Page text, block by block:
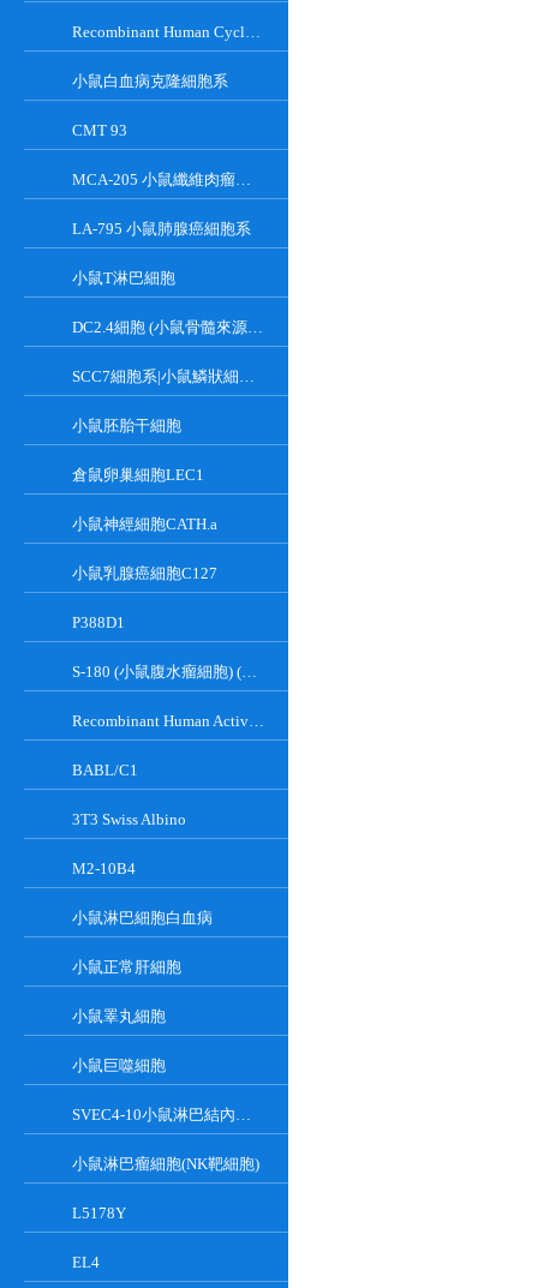
Recombinant Human Cyclin-Dependent Kinase Inhibitor 2A
小鼠白血病克隆細胞系
CMT 93
MCA-205 小鼠纖維肉瘤細胞系
LA-795 小鼠肺腺癌細胞系
小鼠T淋巴細胞
DC2.4細胞 (小鼠骨髓來源樹突狀細胞)
SCC7細胞系|小鼠鱗狀細胞癌細胞
小鼠胚胎干細胞
倉鼠卵巢細胞LEC1
小鼠神經細胞CATH.a
小鼠乳腺癌細胞C127
P388D1
S-180 (小鼠腹水瘤細胞) (種屬鑒定正確)
Recombinant Human Active Focal Adhesion Kinase
BABL/C1
3T3 Swiss Albino
M2-10B4
小鼠淋巴細胞白血病
小鼠正常肝細胞
小鼠睪丸細胞
小鼠巨噬細胞
SVEC4-10小鼠淋巴結內皮細胞
小鼠淋巴瘤細胞(NK靶細胞)
L5178Y
EL4